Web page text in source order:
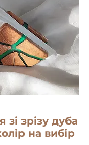
зрізу дуба
на вибір